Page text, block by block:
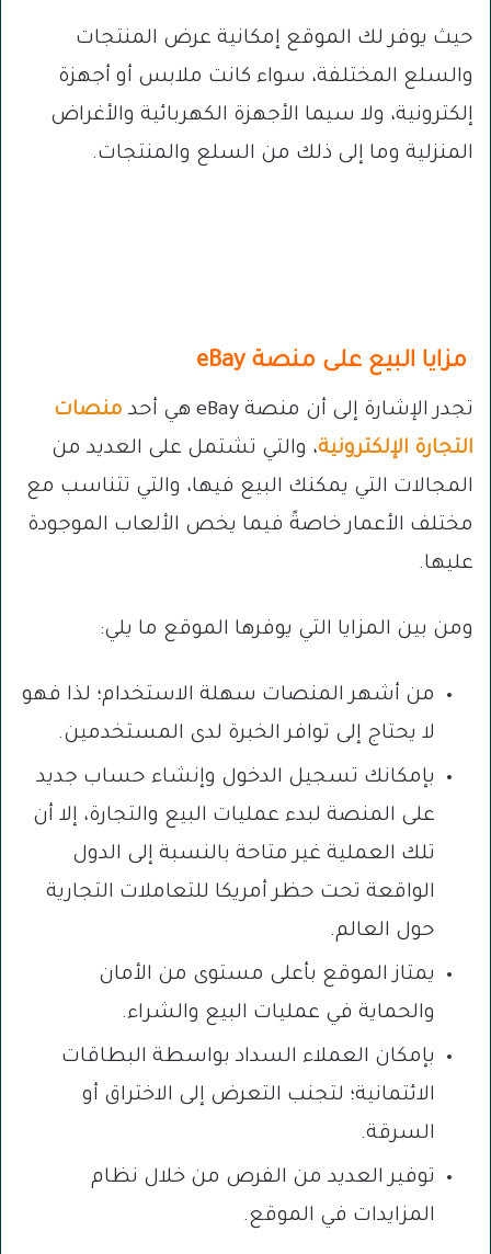
حيث يوفر لك الموقع إمكانية عرض المنتجات
والسلع المختلفة، سواء كانت ملابس أو أجهزة
إلكترونية، ولا سيما الأجهزة الكهربائية والأغراض
المنزلية وما إلى ذلك من السلع والمنتجات.
مزايا البيع على منصة eBay
تجدر الإشارة إلى أن منصة eBay هي أحد
منصات
التجارة الإلكترونية، والتي تشتمل على العديد من
المجالات التي يمكنك البيع فيها، والتي تتناسب مع
مختلف الأعمار خاصةً فيما يخص الألعاب الموجودة
عليها.
ومن بين المزايا التي يوفرها الموقع ما يلي:
من أشهر المنصات سهلة الاستخدام؛ لذا فهو
لا يحتاج إلى توافر الخبرة لدى المستخدمين.
بإمكانك تسجيل الدخول وإنشاء حساب جديد
على المنصة لبدء عمليات البيع والتجارة، إلا أن
تلك العملية غير متاحة بالنسبة إلى الدول
الواقعة تحت حظر أمريكا للتعاملات التجارية
حول العالم.
يمتاز الموقع بأعلى مستوى من الأمان
والحماية في عمليات البيع والشراء.
بإمكان العملاء السداد بواسطة البطاقات
الائتمانية؛ لتجنب التعرض إلى الاختراق أو
السرقة.
توفير العديد من الفرص من خلال نظام
المزايدات في الموقع.